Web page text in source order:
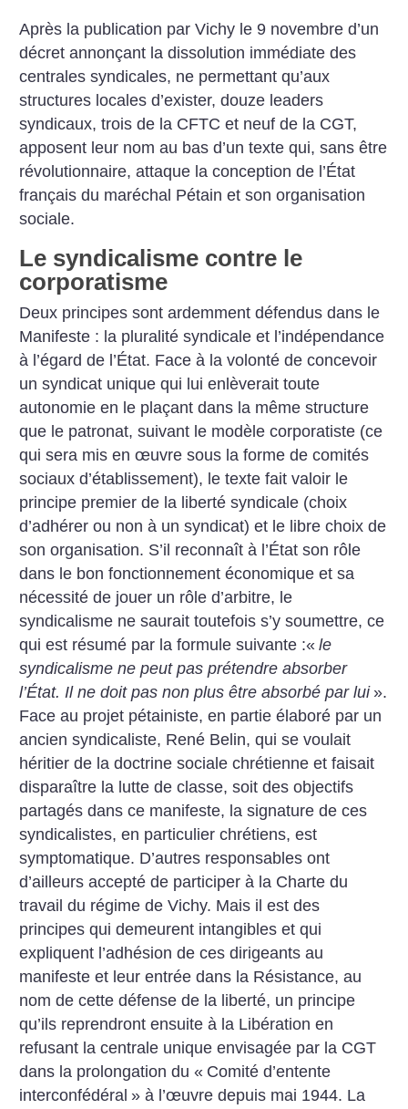
Après la publication par Vichy le 9 novembre d’un
décret annonçant la dissolution immédiate des
centrales syndicales, ne permettant qu’aux
structures locales d’exister, douze leaders
syndicaux, trois de la CFTC et neuf de la CGT,
apposent leur nom au bas d’un texte qui, sans être
révolutionnaire, attaque la conception de l’État
français du maréchal Pétain et son organisation
sociale.
Le syndicalisme contre le
corporatisme
Deux principes sont ardemment défendus dans le
Manifeste : la pluralité syndicale et l’indépendance
à l’égard de l’État. Face à la volonté de concevoir
un syndicat unique qui lui enlèverait toute
autonomie en le plaçant dans la même structure
que le patronat, suivant le modèle corporatiste (ce
qui sera mis en œuvre sous la forme de comités
sociaux d’établissement), le texte fait valoir le
principe premier de la liberté syndicale (choix
d’adhérer ou non à un syndicat) et le libre choix de
son organisation. S’il reconnaît à l’État son rôle
dans le bon fonctionnement économique et sa
nécessité de jouer un rôle d’arbitre, le
syndicalisme ne saurait toutefois s’y soumettre, ce
qui est résumé par la formule suivante :« le
syndicalisme ne peut pas prétendre absorber
l’État. Il ne doit pas non plus être absorbé par lui ».
Face au projet pétainiste, en partie élaboré par un
ancien syndicaliste, René Belin, qui se voulait
héritier de la doctrine sociale chrétienne et faisait
disparaître la lutte de classe, soit des objectifs
partagés dans ce manifeste, la signature de ces
syndicalistes, en particulier chrétiens, est
symptomatique. D’autres responsables ont
d’ailleurs accepté de participer à la Charte du
travail du régime de Vichy. Mais il est des
principes qui demeurent intangibles et qui
expliquent l’adhésion de ces dirigeants au
manifeste et leur entrée dans la Résistance, au
nom de cette défense de la liberté, un principe
qu’ils reprendront ensuite à la Libération en
refusant la centrale unique envisagée par la CGT
dans la prolongation du « Comité d’entente
interconfédéral » à l’œuvre depuis mai 1944. La